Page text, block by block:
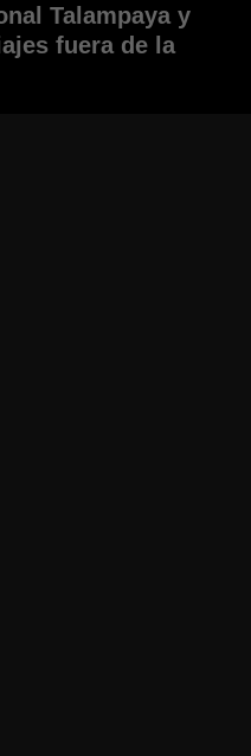
Talampaya y
fuera de la